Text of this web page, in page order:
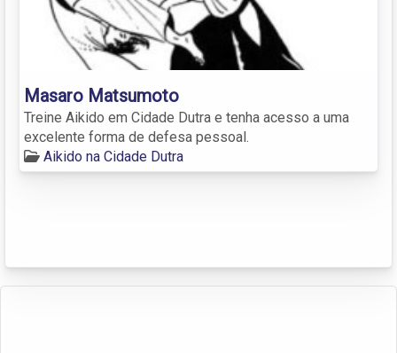
Masaro Matsumoto
Treine Aikido em Cidade Dutra e tenha acesso a uma
excelente forma de defesa pessoal.
Aikido na Cidade Dutra